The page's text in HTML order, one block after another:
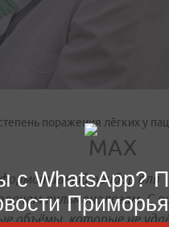
поражения лёгких у
прибор для
пульмонологам. С
объёмы, которые не
с WhatsApp?